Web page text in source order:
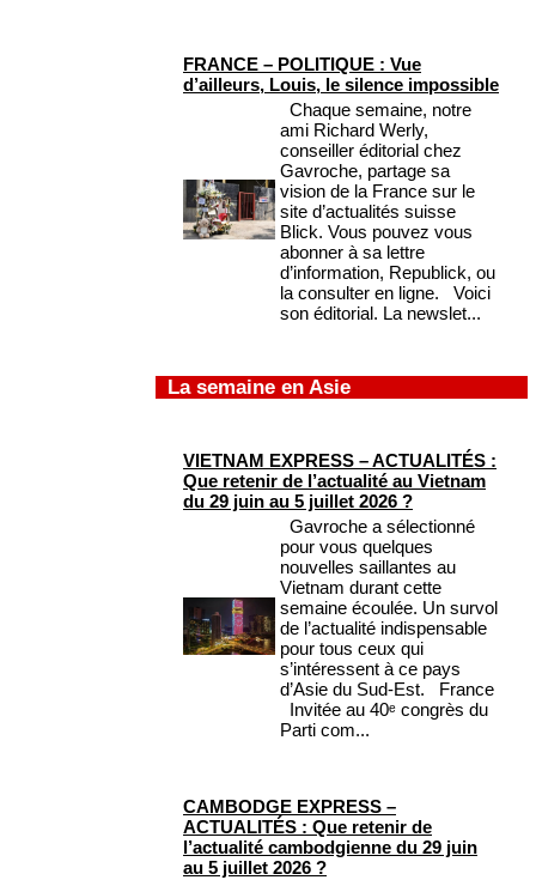
FRANCE – POLITIQUE : Vue
d’ailleurs, Louis, le silence impossible
Chaque semaine, notre
ami Richard Werly,
conseiller éditorial chez
Gavroche, partage sa
vision de la France sur le
site d’actualités suisse
Blick. Vous pouvez vous
abonner à sa lettre
d’information, Republick, ou
la consulter en ligne. Voici
son éditorial. La newslet...
La semaine en Asie
VIETNAM EXPRESS – ACTUALITÉS :
Que retenir de l’actualité au Vietnam
du 29 juin au 5 juillet 2026 ?
Gavroche a sélectionné
pour vous quelques
nouvelles saillantes au
Vietnam durant cette
semaine écoulée. Un survol
de l’actualité indispensable
pour tous ceux qui
s’intéressent à ce pays
d’Asie du Sud-Est. France
Invitée au 40ᵉ congrès du
Parti com...
CAMBODGE EXPRESS –
ACTUALITÉS : Que retenir de
l’actualité cambodgienne du 29 juin
au 5 juillet 2026 ?